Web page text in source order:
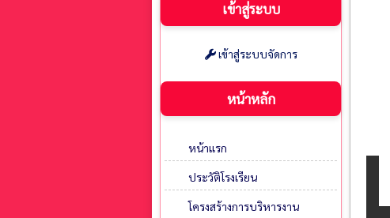
เข้าสู่ระบบ
เข้าสู่ระบบจัดการ
หน้าหลัก
หน้าแรก
ประวัติโรงเรียน
โครงสร้างการบริหารงาน